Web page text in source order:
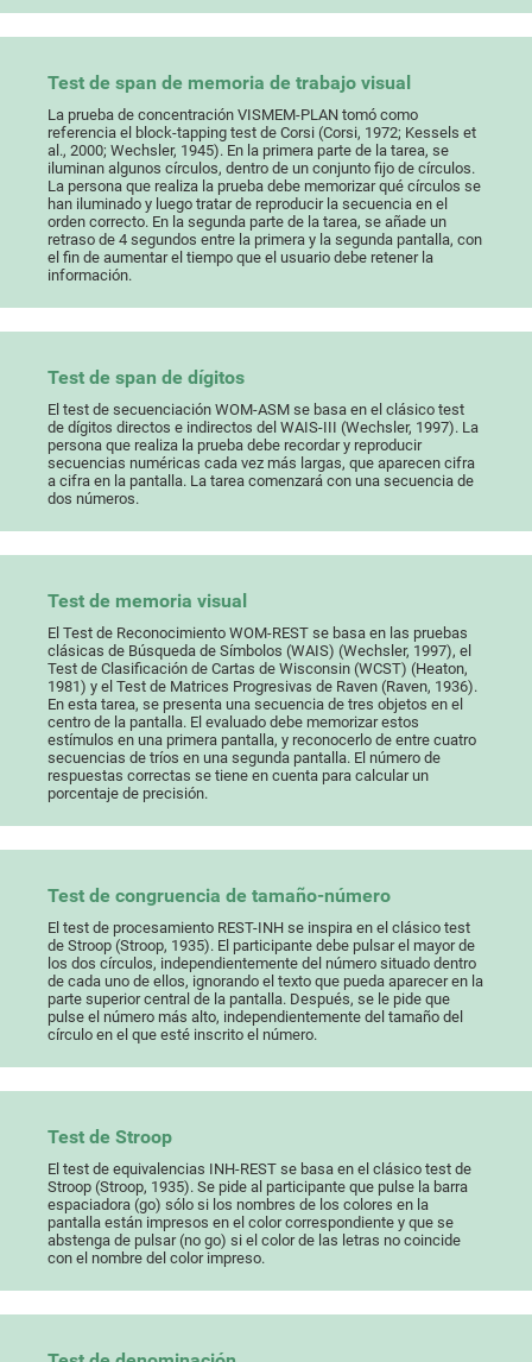
Test de span de memoria de trabajo visual
La prueba de concentración VISMEM-PLAN tomó como
referencia el block-tapping test de Corsi (Corsi, 1972; Kessels et
al., 2000; Wechsler, 1945). En la primera parte de la tarea, se
iluminan algunos círculos, dentro de un conjunto fijo de círculos.
La persona que realiza la prueba debe memorizar qué círculos se
han iluminado y luego tratar de reproducir la secuencia en el
orden correcto. En la segunda parte de la tarea, se añade un
retraso de 4 segundos entre la primera y la segunda pantalla, con
el fin de aumentar el tiempo que el usuario debe retener la
información.
Test de span de dígitos
El test de secuenciación WOM-ASM se basa en el clásico test
de dígitos directos e indirectos del WAIS-III (Wechsler, 1997). La
persona que realiza la prueba debe recordar y reproducir
secuencias numéricas cada vez más largas, que aparecen cifra
a cifra en la pantalla. La tarea comenzará con una secuencia de
dos números.
Test de memoria visual
El Test de Reconocimiento WOM-REST se basa en las pruebas
clásicas de Búsqueda de Símbolos (WAIS) (Wechsler, 1997), el
Test de Clasificación de Cartas de Wisconsin (WCST) (Heaton,
1981) y el Test de Matrices Progresivas de Raven (Raven, 1936).
En esta tarea, se presenta una secuencia de tres objetos en el
centro de la pantalla. El evaluado debe memorizar estos
estímulos en una primera pantalla, y reconocerlo de entre cuatro
secuencias de tríos en una segunda pantalla. El número de
respuestas correctas se tiene en cuenta para calcular un
porcentaje de precisión.
Test de congruencia de tamaño-número
El test de procesamiento REST-INH se inspira en el clásico test
de Stroop (Stroop, 1935). El participante debe pulsar el mayor de
los dos círculos, independientemente del número situado dentro
de cada uno de ellos, ignorando el texto que pueda aparecer en la
parte superior central de la pantalla. Después, se le pide que
pulse el número más alto, independientemente del tamaño del
círculo en el que esté inscrito el número.
Test de Stroop
El test de equivalencias INH-REST se basa en el clásico test de
Stroop (Stroop, 1935). Se pide al participante que pulse la barra
espaciadora (go) sólo si los nombres de los colores en la
pantalla están impresos en el color correspondiente y que se
abstenga de pulsar (no go) si el color de las letras no coincide
con el nombre del color impreso.